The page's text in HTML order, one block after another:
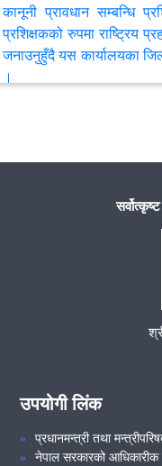
कानूनी प्रावधान सम्बन्धि
प्रशिक्षकको रुपमा राष्ट्रिय
जनाउनुहुँदै यस कार्यालयका
।
जनाउनुहुँदै यस कार्यालयका
"स्वच्छ सुनुवाईका आधारभूत
भूमिका" विषयक प्रशिक्षण
"विदेशी विनिमय अपचलन र
यस कार्यालयको आयोजनामा
अन्तरक्रिया कार्यक्रम
उपयोगी लिंक
प्रधानमन्त्री तथा
नेपाल सरकारको आधिकारीक